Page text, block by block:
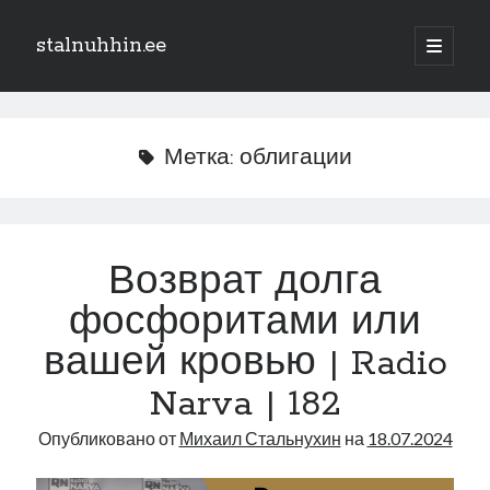
stalnuhhin.ee
отрыть
Боковая
Интеграция
Интервью
Личное
Нарва и северо-восток
Образование
Парламент и правительство
Метка: облигации
Возврат долга
фосфоритами или
вашей кровью | Radio
Narva | 182
Опубликовано от Михаил Стальнухин на 18.07.2024